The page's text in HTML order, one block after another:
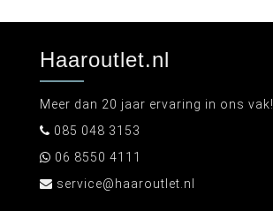
Haaroutlet.nl
Meer dan 20 jaar ervaring in ons vak!
085 048 3153
06 8550 4111
service@haaroutlet.nl